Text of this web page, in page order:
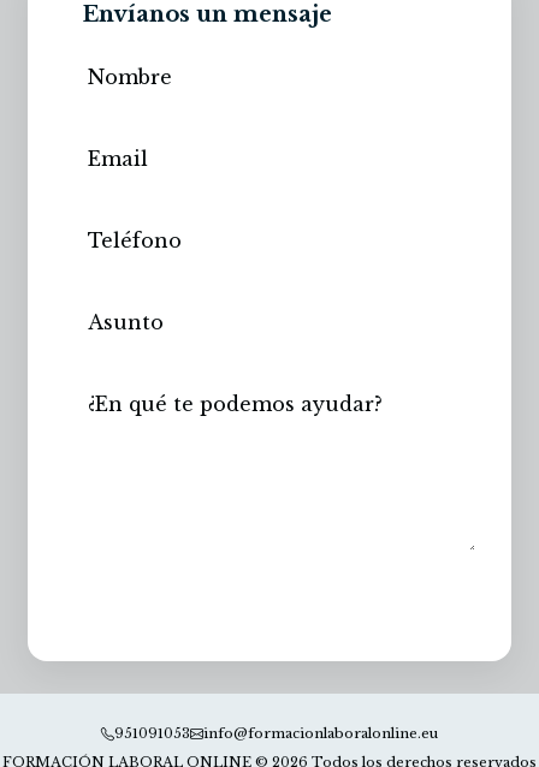
Envíanos un mensaje
951091053
info@formacionlaboralonline.eu
FORMACIÓN LABORAL ONLINE © 2026 Todos los derechos reservados